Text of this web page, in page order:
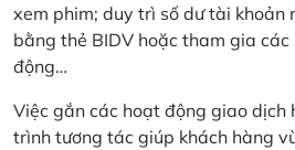
xem phim; duy trì số dư tài khoản
bằng thẻ BIDV hoặc tham gia
động…
Việc gắn các hoạt động giao dịch
trình tương tác giúp khách hàng